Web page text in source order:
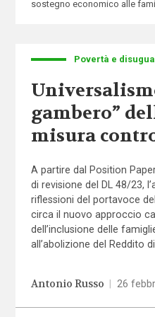
sostegno economico alle
Povertà e
gambero”
misura
A partire dal Position
di revisione del DL 48/23,
riflessioni del portavoce
circa il nuovo approccio
dell’inclusione delle
all’abolizione del Reddito
Antonio Russo 26